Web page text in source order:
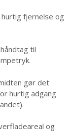
fjernelse og
til
gør det
hurtig adgang
og